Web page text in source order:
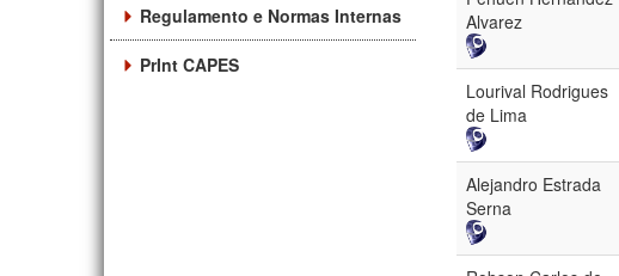
Regulamento e Normas Internas
PrInt CAPES
Alvarez
Lourival Rodrigues
de Lima
Alejandro Estrada
Serna